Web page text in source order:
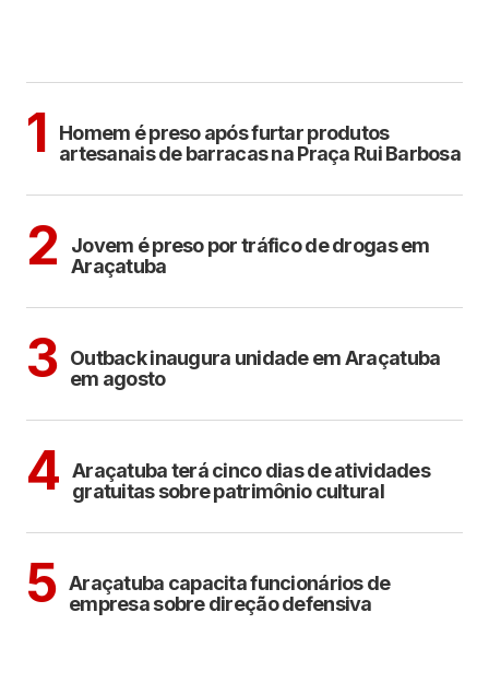
1
Homem é preso após furtar produtos
artesanais de barracas na Praça Rui Barbosa
2
Jovem é preso por tráfico de drogas em
Araçatuba
3 Outback inaugura unidade em Araçatuba
em agosto
4 Araçatuba terá cinco dias de atividades
gratuitas sobre patrimônio cultural
5 Araçatuba capacita funcionários de
empresa sobre direção defensiva